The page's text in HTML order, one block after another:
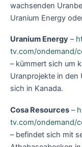
wachsenden
Uranium Energy
Uranium Energy –
tv.com/ondemand/
– kümmert sich um
Uranprojekte in den
sich in Kanada.
Cosa Resources –
tv.com/ondemand/
– befindet sich mit